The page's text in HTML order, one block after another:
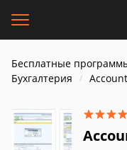
Бесплатные
Бухгалтерия